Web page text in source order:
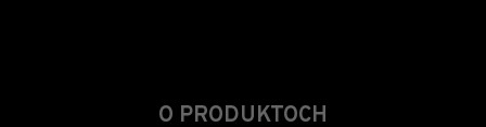
O PRODUKTOCH